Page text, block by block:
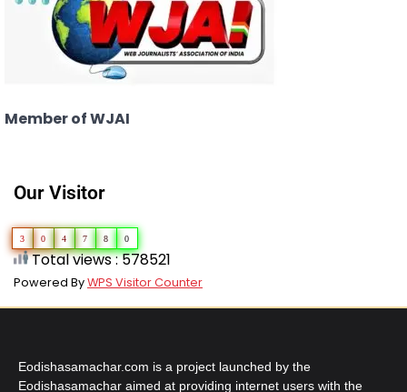
Member of WJAI
Our Visitor
3 0 4 7 8 0
Total views : 578521
Powered ByWPS Visitor Counter
Eodishasamachar.com is a project launched by the
Eodishasamachar aimed at providing internet users with the